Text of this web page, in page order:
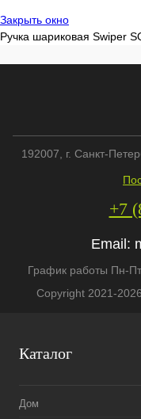
Закрыть окно
Ручка шариковая Swiper
Каталог
Дом
192007 , г. Санкт-
+7
Email:
График работы Пн-
Copyright 2021-